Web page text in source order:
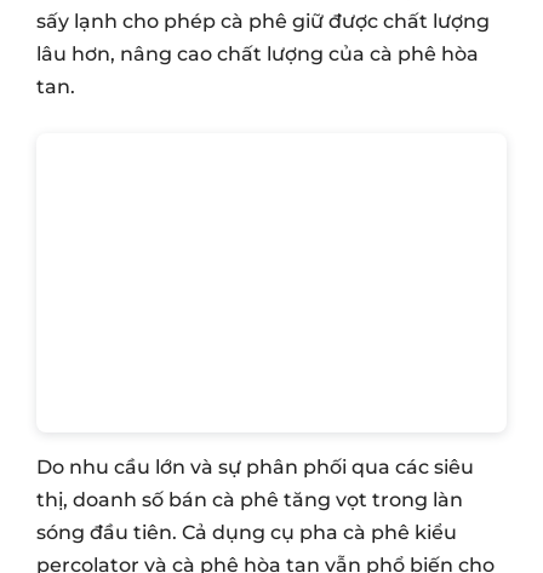
sấy lạnh cho phép cà phê giữ được chất lượng
lâu hơn, nâng cao chất lượng của cà phê hòa
tan.
Do nhu cầu lớn và sự phân phối qua các siêu
thị, doanh số bán cà phê tăng vọt trong làn
sóng đầu tiên. Cả dụng cụ pha cà phê kiểu
percolator và cà phê hòa tan vẫn phổ biến cho